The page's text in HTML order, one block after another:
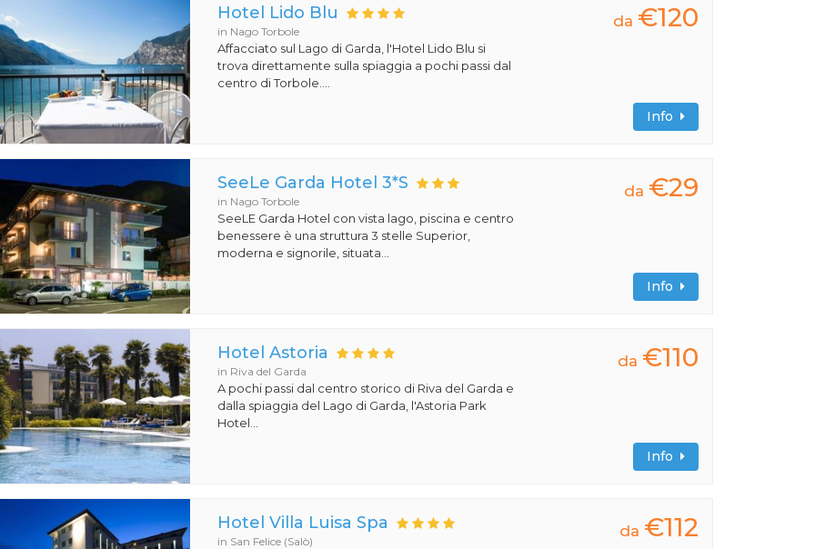
Hotel Lido Blu
in Nago Torbole
Affacciato sul Lago di Garda, l'Hotel Lido Blu si
trova direttamente sulla spiaggia a pochi passi dal
centro di Torbole....
da €120
Info
SeeLe Garda Hotel 3*S
in Nago Torbole
SeeLE Garda Hotel con vista lago, piscina e centro
benessere è una struttura 3 stelle Superior,
moderna e signorile, situata...
da €29
Info
Hotel Astoria
in Riva del Garda
A pochi passi dal centro storico di Riva del Garda e
dalla spiaggia del Lago di Garda, l'Astoria Park
Hotel...
da €110
Info
Hotel Villa Luisa Spa
in San Felice (Salò)
da €112